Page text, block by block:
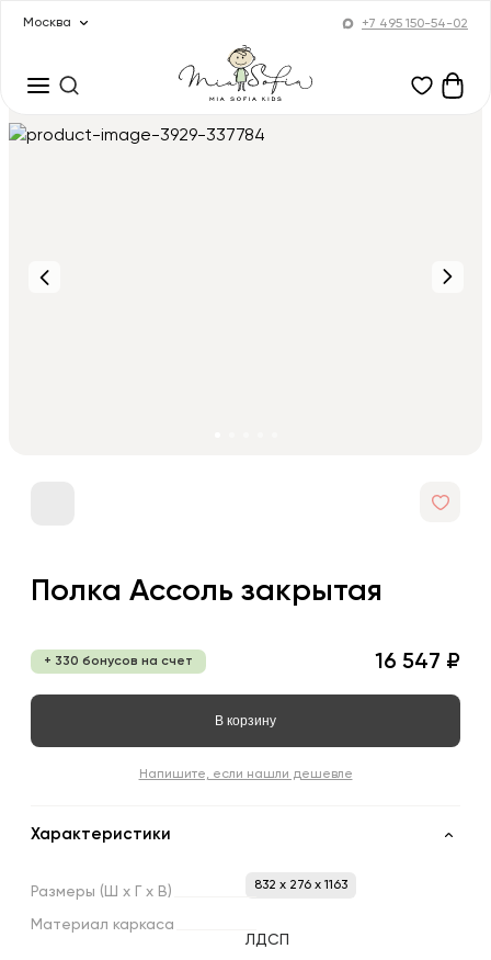
Москва +7 495 150-54-02
Полка Ассоль закрытая
+ 330 бонусов на счет 16 547 ₽
В корзину
Напишите, если нашли дешевле
Характеристики
Размеры (Ш х х В) 832 x 276 x 1163
Материал каркаса
ЛДСП